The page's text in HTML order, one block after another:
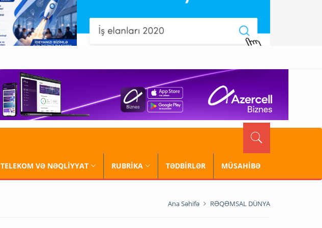
TELEKOM VƏ NƏQLİYYAT RUBRİKA TƏDBİRLƏR MÜSAHİBƏ
Ana Səhifə RƏQƏMSAL DÜNYA